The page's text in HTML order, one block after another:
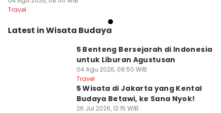
Travel
Latest in Wisata Budaya
5 Benteng Bersejarah di Indonesia
untuk Liburan Agustusan
04 Agu 2026, 08:50 WIB
Travel
5 Wisata di Jakarta yang Kental
Budaya Betawi, ke Sana Nyok!
26 Jul 2026, 13:15 WIB